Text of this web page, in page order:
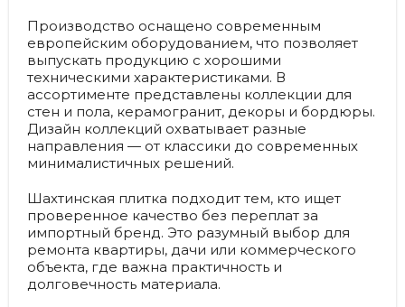
Производство оснащено современным
европейским оборудованием, что позволяет
выпускать продукцию с хорошими
техническими характеристиками. В
ассортименте представлены коллекции для
стен и пола, керамогранит, декоры и бордюры.
Дизайн коллекций охватывает разные
направления — от классики до современных
минималистичных решений.
Шахтинская плитка подходит тем, кто ищет
проверенное качество без переплат за
импортный бренд. Это разумный выбор для
ремонта квартиры, дачи или коммерческого
объекта, где важна практичность и
долговечность материала.